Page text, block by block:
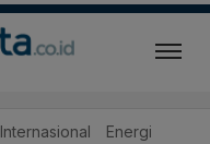
Internasional Energi